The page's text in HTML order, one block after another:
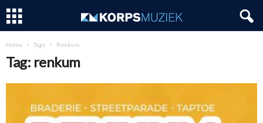
Home Tags Renkum
Tag: renkum